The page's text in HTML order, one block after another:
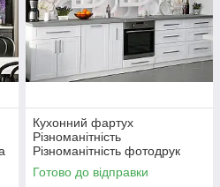
Кухонний фартух
Різноманітність
Різноманітність фотодрук
наклейка на стіну кухні
абстракція 600х2000 мм
Готово до відправки